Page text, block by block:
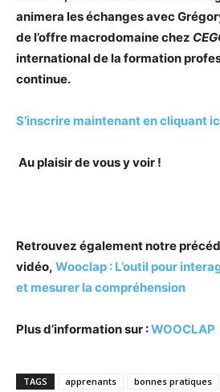
animera les échanges avec
de l’offre macrodomaine chez
international de la formation
continue.
S’inscrire maintenant en cliquant
Au plaisir de vous y voir !
Retrouvez également notre
vidéo, Wooclap : L’outil pour
et mesurer la compréhension
Plus d’information sur :WOOCLAP
TAGS apprenants
bonnes pratiques